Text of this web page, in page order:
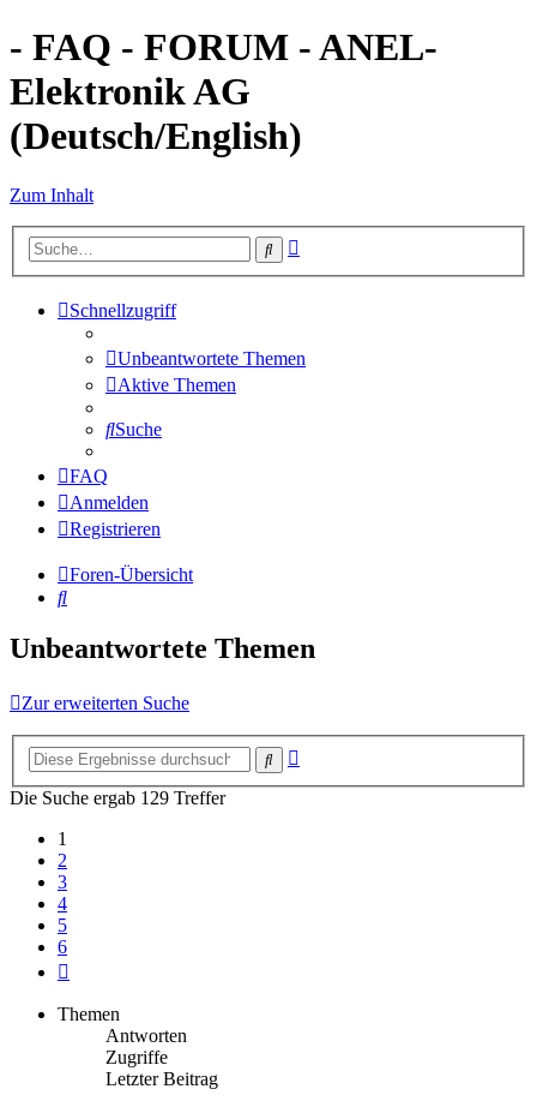
- FAQ - FORUM - ANEL-
Elektronik AG
(Deutsch/English)
Zum Inhalt
Suche
Schnellzugriff
Unbeantwortete Themen
Aktive Themen
Suche
FAQ
Anmelden
Registrieren
Foren-Übersicht
Suche
Unbeantwortete Themen
Zur erweiterten Suche
Suche
Die Suche ergab 129 Treffer
1
2
3
4
5
6
Themen
Antworten
Zugriffe
Letzter Beitrag